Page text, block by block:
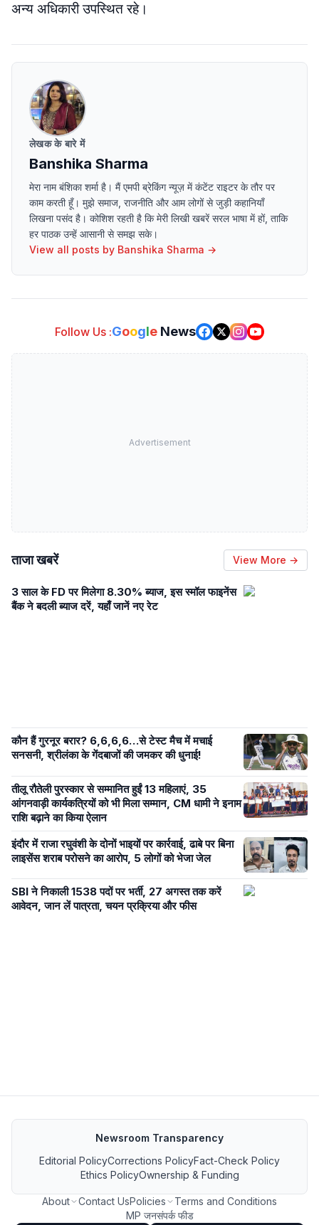
अन्य अधिकारी उपस्थित रहे।
लेखक के बारे में
Banshika Sharma
मेरा नाम बंशिका शर्मा है। मैं एमपी ब्रेकिंग न्यूज़ में कंटेंट राइटर के तौर पर
काम करती हूँ। मुझे समाज, राजनीति और आम लोगों से जुड़ी कहानियाँ
लिखना पसंद है। कोशिश रहती है कि मेरी लिखी खबरें सरल भाषा में हों, ताकि
हर पाठक उन्हें आसानी से समझ सके।
View all posts by Banshika Sharma →
Follow Us :Google News
Advertisement
ताजा खबरें View More →
3 साल के FD पर मिलेगा 8.30% ब्याज, इस स्मॉल फाइनेंस
बैंक ने बदली ब्याज दरें, यहाँ जानें नए रेट
कौन हैं गुरनूर बरार? 6,6,6,6…से टेस्ट मैच में मचाई
सनसनी, श्रीलंका के गेंदबाजों की जमकर की धुनाई!
तीलू रौतेली पुरस्कार से सम्मानित हुईं 13 महिलाएं, 35
आंगनवाड़ी कार्यकत्रियों को भी मिला सम्मान, CM धामी ने इनाम
राशि बढ़ाने का किया ऐलान
इंदौर में राजा रघुवंशी के दोनों भाइयों पर कार्रवाई, ढाबे पर बिना
लाइसेंस शराब परोसने का आरोप, 5 लोगों को भेजा जेल
SBI ने निकाली 1538 पदों पर भर्ती, 27 अगस्त तक करें
आवेदन, जान लें पात्रता, चयन प्रक्रिया और फीस
Newsroom Transparency
Editorial PolicyCorrections PolicyFact-Check Policy
Ethics PolicyOwnership & Funding
About Contact UsPolicies
Terms and Conditions
MP जनसंपर्क फीड